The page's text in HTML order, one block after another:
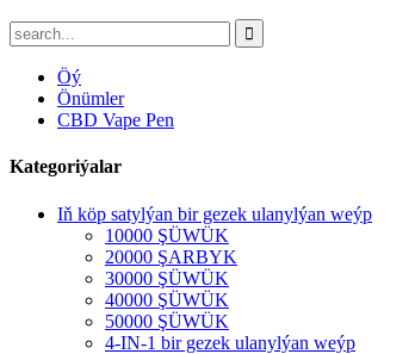
Öý
Önümler
CBD Vape Pen
Kategoriýalar
Iň köp satylýan bir gezek ulanylýan weýp
10000 ŞÜWÜK
20000 ŞARBYK
30000 ŞÜWÜK
40000 ŞÜWÜK
50000 ŞÜWÜK
4-IN-1 bir gezek ulanylýan weýp